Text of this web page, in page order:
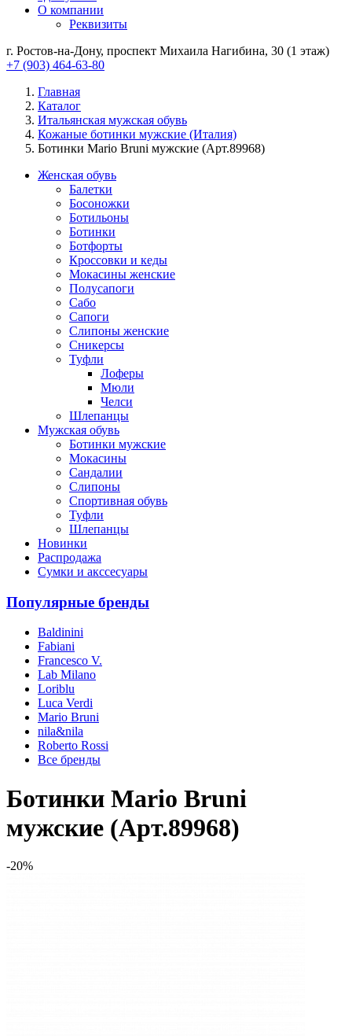
О компании
Реквизиты
г. Ростов-на-Дону, проспект Михаила Нагибина, 30 (1 этаж)
+7 (903) 464-63-80
Главная
Каталог
Итальянская мужская обувь
Кожаные ботинки мужские (Италия)
Ботинки Mario Bruni мужские (Арт.89968)
Женская обувь
Балетки
Босоножки
Ботильоны
Ботинки
Ботфорты
Кроссовки и кеды
Мокасины женские
Полусапоги
Сабо
Сапоги
Слипоны женские
Сникерсы
Туфли
Лоферы
Мюли
Челси
Шлепанцы
Мужская обувь
Ботинки мужские
Мокасины
Сандалии
Слипоны
Спортивная обувь
Туфли
Шлепанцы
Новинки
Распродажа
Сумки и акссесуары
Популярные бренды
Baldinini
Fabiani
Francesco V.
Lab Milano
Loriblu
Luca Verdi
Mario Bruni
nila&nila
Roberto Rossi
Все бренды
Ботинки Mario Bruni
мужские (Арт.89968)
-20%